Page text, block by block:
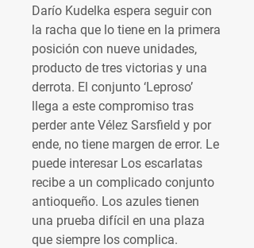
Darío Kudelka espera seguir con
la racha que lo tiene en la primera
posición con nueve unidades,
producto de tres victorias y una
derrota. El conjunto ‘Leproso’
llega a este compromiso tras
perder ante Vélez Sarsfield y por
ende, no tiene margen de error. Le
puede interesar Los escarlatas
recibe a un complicado conjunto
antioqueño. Los azules tienen
una prueba difícil en una plaza
que siempre los complica.